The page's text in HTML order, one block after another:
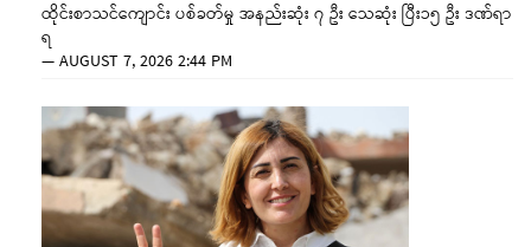
ထိုင်းစာသင်ကျောင်း ပစ်ခတ်မှု အနည်းဆုံး ၇ ဦး သေဆုံး ပြီး၁၅ ဦး ဒဏ်ရာ
ရ
—AUGUST 7, 2026 2:44 PM